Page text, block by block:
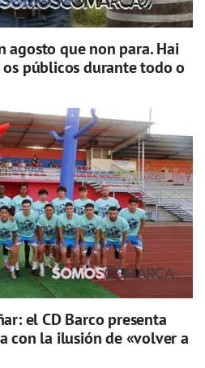
agosto que non para. Hai
públicos durante todo o
el CD Barco presenta
con la ilusión de «volver a